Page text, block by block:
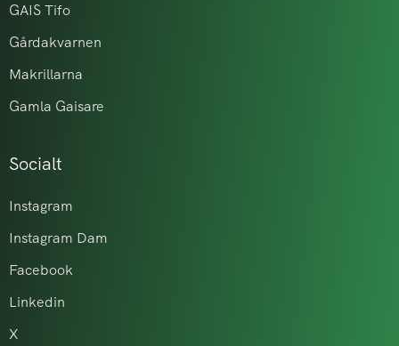
GAIS Tifo
Gårdakvarnen
Makrillarna
Gamla Gaisare
Socialt
Instagram
Instagram Dam
Facebook
Linkedin
X